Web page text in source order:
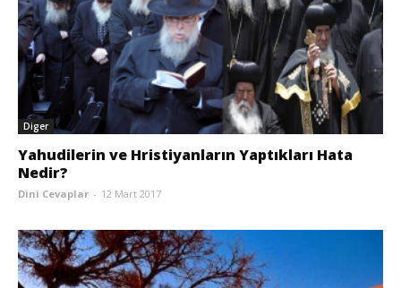
Diger
Yahudilerin ve Hristiyanların Yaptıkları Hata
Nedir?
Dini Cevaplar - 12 Mart 2017